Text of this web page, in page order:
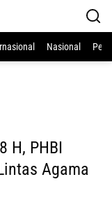
Nasional
H, PHBI
Agama